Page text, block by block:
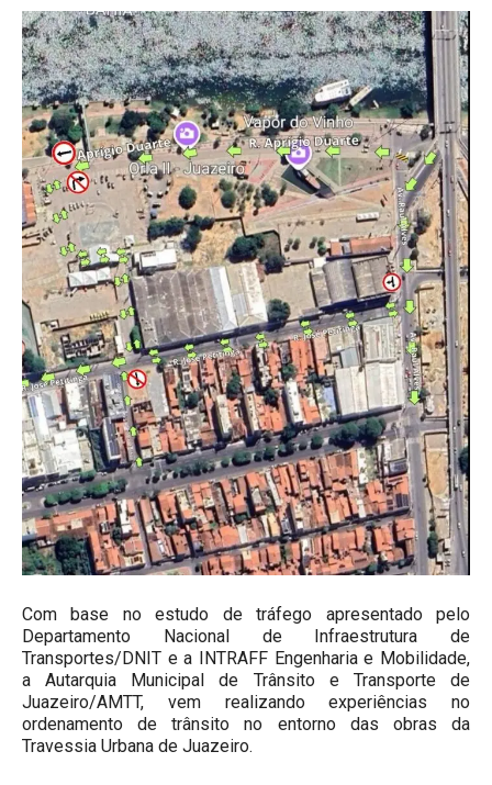
Com base no estudo de tráfego apresentado pelo
Departamento Nacional de Infraestrutura de
Transportes/DNIT e a INTRAFF Engenharia e Mobilidade,
a Autarquia Municipal de Trânsito e Transporte de
Juazeiro/AMTT, vem realizando experiências no
ordenamento de trânsito no entorno das obras da
Travessia Urbana de Juazeiro.